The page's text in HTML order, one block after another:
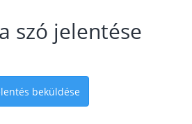
szó jelentése
beküldése